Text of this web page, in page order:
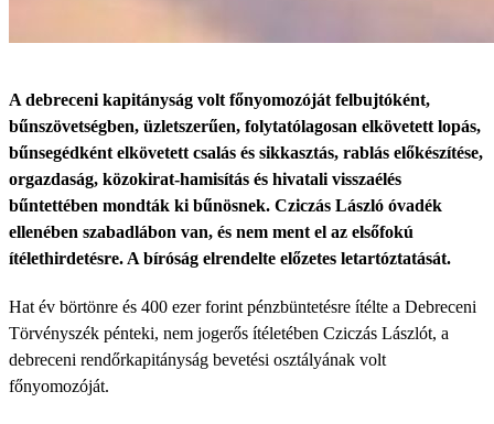
A debreceni kapitányság volt főnyomozóját felbujtóként,
bűnszövetségben, üzletszerűen, folytatólagosan elkövetett lopás,
bűnsegédként elkövetett csalás és sikkasztás, rablás előkészítése,
orgazdaság, közokirat-hamisítás és hivatali visszaélés
bűntettében mondták ki bűnösnek. Cziczás László óvadék
ellenében szabadlábon van, és nem ment el az elsőfokú
ítélethirdetésre. A bíróság elrendelte előzetes letartóztatását.
Hat év börtönre és 400 ezer forint pénzbüntetésre ítélte a Debreceni
Törvényszék pénteki, nem jogerős ítéletében Cziczás Lászlót, a
debreceni rendőrkapitányság bevetési osztályának volt
főnyomozóját.